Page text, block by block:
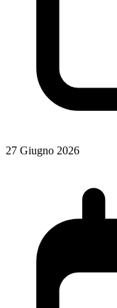
27 Giugno 2026